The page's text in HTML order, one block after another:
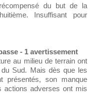
du but de la
Insuffisant pour
- 1 avertissement
au milieu de terrain ont
Sud. Mais dès que les
présentés, son manque
actions adverses ont mis